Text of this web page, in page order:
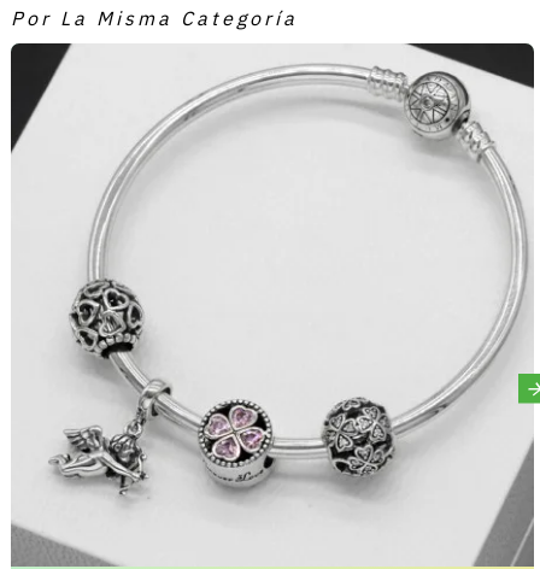
Por La Misma Categoría